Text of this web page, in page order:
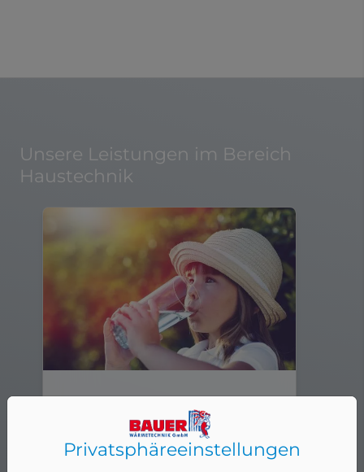
Unsere Leistungen im Bereich
Haustechnik
Sie wollen sicher sein, dass Ihr
Trinkwasser immer sauber ist oder
Privatsphäre­einstellungen